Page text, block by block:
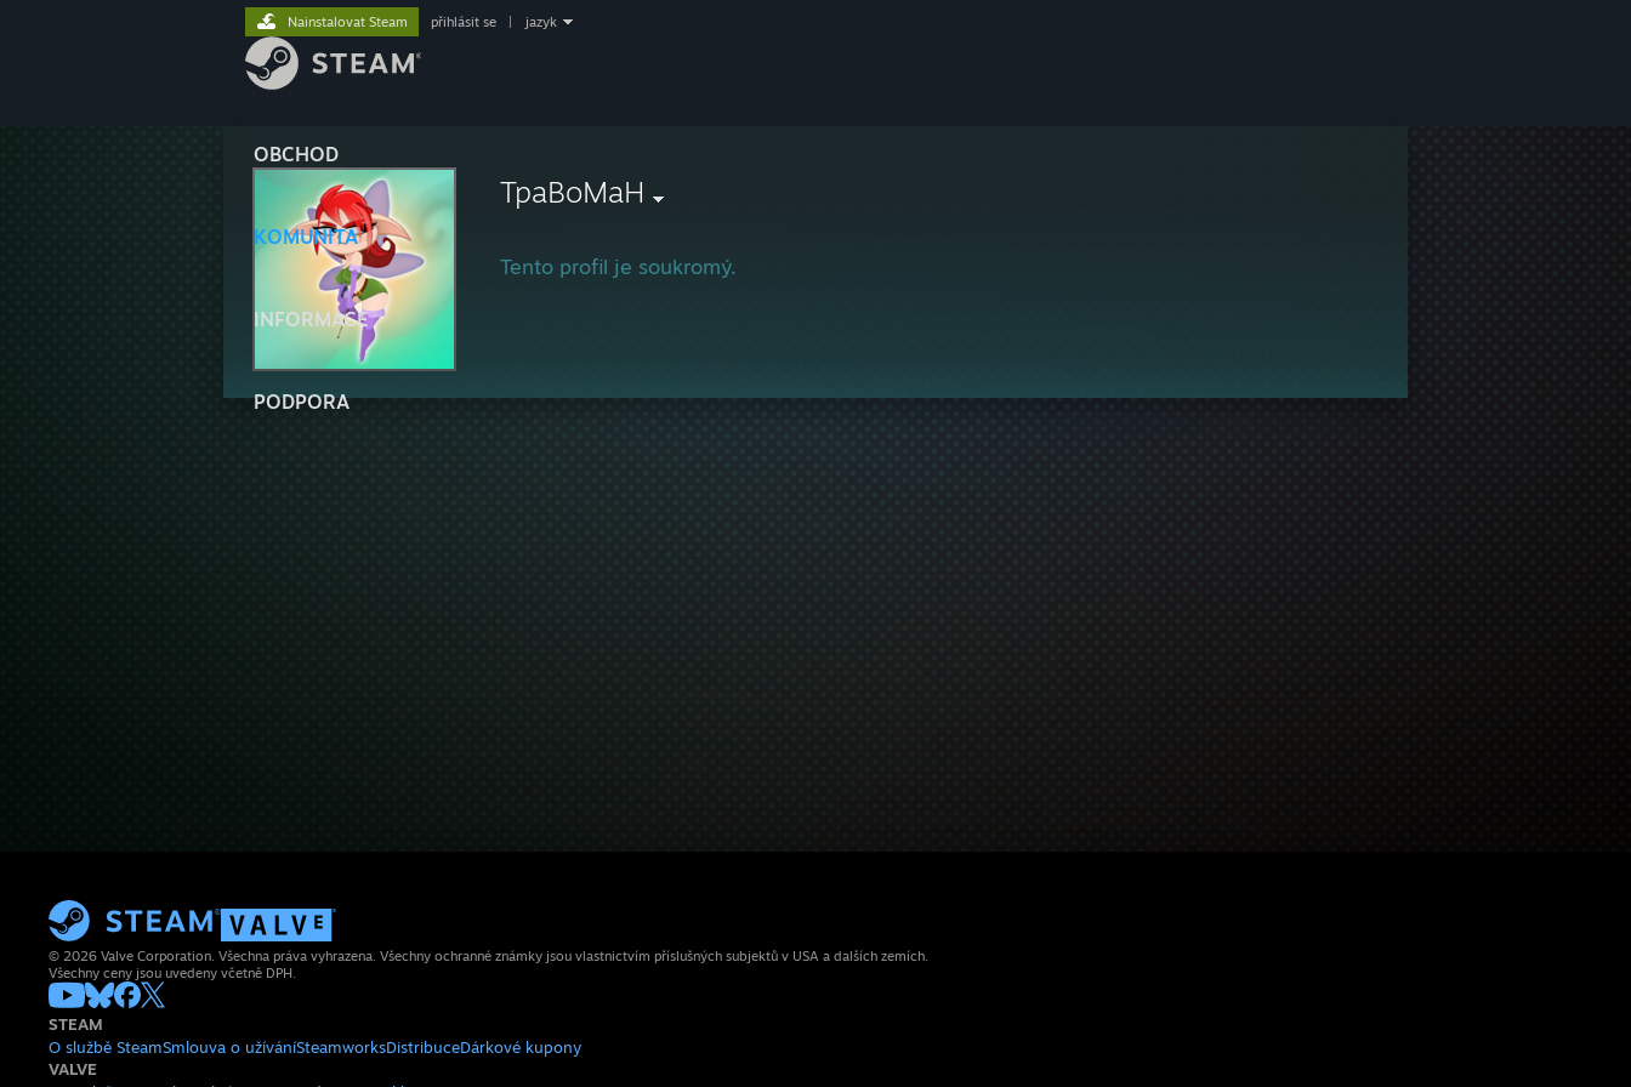
OBCHOD
KOMUNITA
INFORMACE
PODPORA
Nainstalovat Steam přihlásit se jazyk
TpaBoMaH
Tento profil je soukromý.
© 2026 Valve Corporation. Všechna práva vyhrazena. Všechny ochranné známky jsou vlastnictvím příslušných subjektů v USA a dalších zemích.
Všechny ceny jsou uvedeny včetně DPH.
STEAM
O službě SteamSmlouva o užíváníSteamworksDistribuceDárkové kupony
VALVE